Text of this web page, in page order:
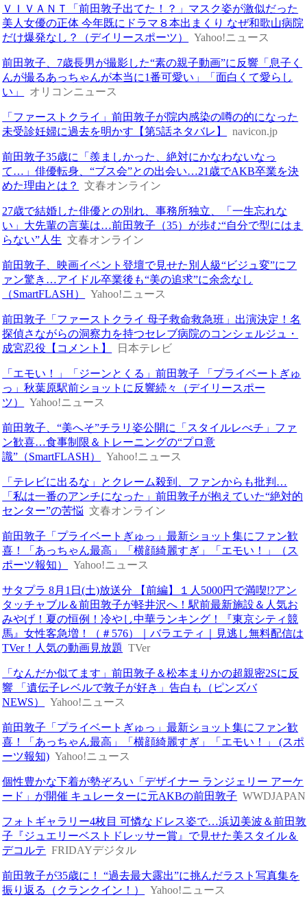
ＶＩＶＡＮＴ「前田敦子出てた！？」マスク姿が激似だった
美人女優の正体 今年既にドラマ８本出まくり なぜ和歌山病院
だけ爆発なし？（デイリースポーツ）
Yahoo!ニュース
前田敦子、7歳長男が撮影した“素の親子動画”に反響「息子く
んが撮るあっちゃんが本当に1番可愛い」「面白くて愛らし
い」
オリコンニュース
「ファーストクライ」前田敦子が院内感染の噂の的になった
未受診妊婦に過去を明かす【第5話ネタバレ】
navicon.jp
前田敦子35歳に「羨ましかった、絶対にかなわないなっ
て…」俳優転身、“ブス会”との出会い…21歳でAKB卒業を決
めた理由とは？
文春オンライン
27歳で結婚した俳優との別れ、事務所独立、「一生忘れな
い」大先輩の言葉は…前田敦子（35）が歩む“自分で型にはま
らない”人生 文春オンライン
前田敦子、映画イベント登壇で見せた別人級“ビジュ変”にフ
ァン驚き…アイドル卒業後も“美の追求”に余念なし
（SmartFLASH）
Yahoo!ニュース
前田敦子「ファーストクライ 母子救命救急班」出演決定！名
探偵さながらの洞察力を持つセレブ病院のコンシェルジュ・
成宮忍役【コメント】
日本テレビ
「エモい！」「ジーンとくる」前田敦子 「プライベートぎゅ
っ」秋葉原駅前ショットに反響続々（デイリースポー
ツ）
Yahoo!ニュース
前田敦子、“美へそ”チラリ姿公開に「スタイルレべチ」ファ
ン歓喜…食事制限＆トレーニングの“プロ意
識”（SmartFLASH）
Yahoo!ニュース
「テレビに出るな」とクレーム殺到、ファンからも批判…
「私は一番のアンチになった」前田敦子が抱えていた“絶対的
センター”の苦悩 文春オンライン
前田敦子「プライベートぎゅっ」最新ショット集にファン歓
喜！「あっちゃん最高」「横顔綺麗すぎ」「エモい！」（ス
ポーツ報知）
Yahoo!ニュース
サタプラ 8月1日(土)放送分 【前編】１人5000円で満喫!?アン
タッチャブル＆前田敦子が軽井沢へ！駅前最新施設＆人気お
みやげ！夏の恒例！冷やし中華ランキング！『東京シティ競
馬』女性客急増！（＃576）｜バラエティ｜見逃し無料配信は
TVer！人気の動画見放題 TVer
「なんだか似てます」前田敦子＆松本まりかの超親密2Sに反
響 「遺伝子レベルで敦子が好き」告白も（ピンズバ
NEWS）
Yahoo!ニュース
前田敦子「プライベートぎゅっ」最新ショット集にファン歓
喜！「あっちゃん最高」「横顔綺麗すぎ」「エモい！」 (スポ
ーツ報知) Yahoo!ニュース
個性豊かな下着が勢ぞろい「デザイナー ランジェリー アーケ
ード」が開催 キュレーターに元AKBの前田敦子 WWDJAPAN
フォトギャラリー4枚目 可憐なドレス姿で…浜辺美波＆前田敦
子『ジュエリーベストドレッサー賞』で見せた美スタイル＆
デコルテ FRIDAYデジタル
前田敦子が35歳に！ “過去最大露出”に挑んだラスト写真集を
振り返る（クランクイン！）
Yahoo!ニュース